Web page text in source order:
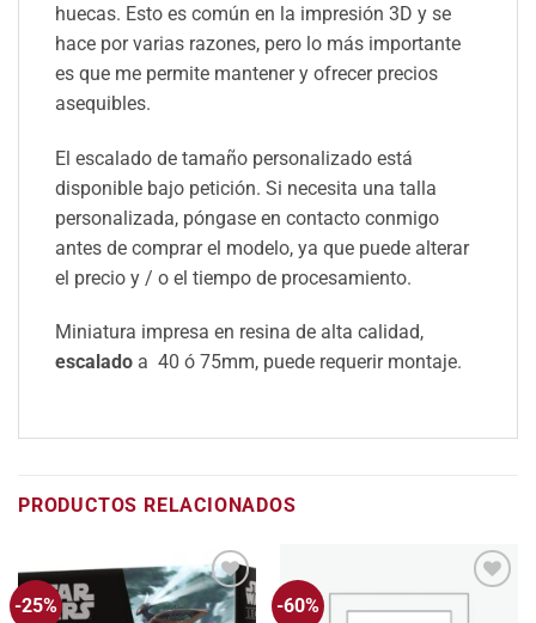
huecas. Esto es común en la impresión 3D y se
hace por varias razones, pero lo más importante
es que me permite mantener y ofrecer precios
asequibles.
El escalado de tamaño personalizado está
disponible bajo petición. Si necesita una talla
personalizada, póngase en contacto conmigo
antes de comprar el modelo, ya que puede alterar
el precio y / o el tiempo de procesamiento.
Miniatura impresa en resina de alta calidad,
escalado a 40 ó 75mm, puede requerir montaje.
PRODUCTOS RELACIONADOS
-25%
Añadir
-60%